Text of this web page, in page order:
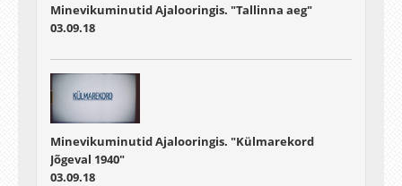
Minevikuminutid Ajalooringis. "Tallinna aeg"
03.09.18
Minevikuminutid Ajalooringis. "Külmarekord
Jõgeval 1940"
03.09.18